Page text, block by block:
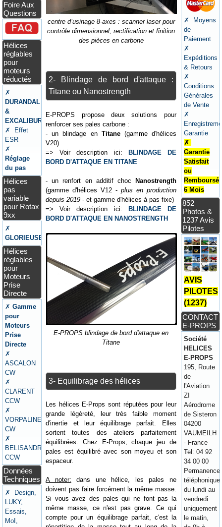
Foire Aux
Questions
Hélices
réglables
pour
moteurs
réductés
✗
DURANDAL
&
EXCALIBUR
✗ Effet
ESR
✗
Réglage
du pas
Hélices
pas
variable
pour Rotax
9xx
✗
GLORIEUSE
Hélices
réglables
pour
Moteurs
Prise
Directe
✗Gamme
pour
Moteurs
Prise
Directe
✗
ASCALON
CW
✗
CLARENT
CCW
✗
VORPALINE
CW
✗
BELISANDRE
CCW
Données
Techniques
✗ Design,
LUKY,
Essais,
MoI,
centre d’usinage 8-axes : scanner laser pour
contrôle dimensionnel, rectification et finition
des pièces en carbone
2- Blindage de bord d'attaque :
Titane ou Nanostrength
E-PROPS propose deux solutions pour
renforcer ses pales carbone :
- un blindage en Titane(gamme d'hélices
V20)
=> Voir description ici: BLINDAGE DE
BORD D'ATTAQUE EN TITANE
- un renfort en additif choc Nanostrength
(gamme d'hélices V12 - plus en production
depuis 2019 - et gamme d'hélices à pas fixe)
=> Voir description ici: BLINDAGE DE
BORD D'ATTAQUE EN NANOSTRENGTH
E-PROPS blindage de bord d'attaque en
Titane
3- Equilibrage des hélices
Les hélices E-Props sont réputées pour leur
grande légèreté, leur très faible moment
d'inertie et leur équilibrage parfait. Elles
sortent toutes des ateliers parfaitement
équilibrées. Chez E-Props, chaque jeu de
pales est équilibré avec son moyeu et son
espaceur.
A noter: dans une hélice, les pales ne
doivent pas faire forcément la même masse.
Si vous avez des pales qui ne font pas la
même masse, ce n'est pas grave. Ce qui
compte pour un équilibrage parfait, c'est la
✗ Moyens
de
Paiement
✗
Expéditions
& Retours
✗
Conditions
Générales
de Vente
✗
Garantie
✗
Garantie
Satisfait
ou
Remboursé
6 Mois
852
Photos &
1237 Avis
Pilotes
AVIS
PILOTES
(1237)
CONTACT
E-PROPS
Société
HELICES
E-PROPS
195, Route
de
l'Aviation
ZI
Aérodrome
de Sisteron
04200
VAUMEILH
- France
Tel: 04 92
34 00 00
Permanence
téléphonique
du lundi au
vendredi
uniquement
le matin,